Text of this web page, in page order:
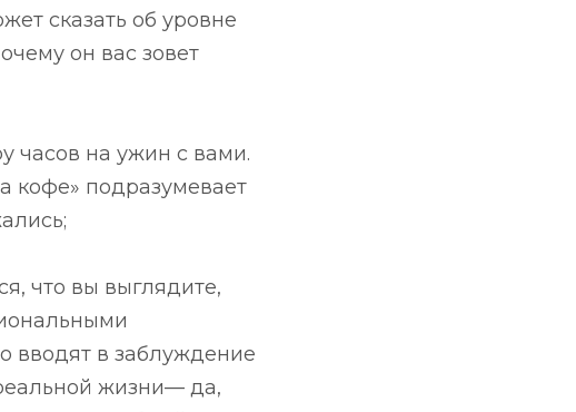
сказать об уровне
он вас зовет
часов на ужин с вами.
кофе» подразумевает
что вы выглядите,
вводят в заблуждение
жизни— да,